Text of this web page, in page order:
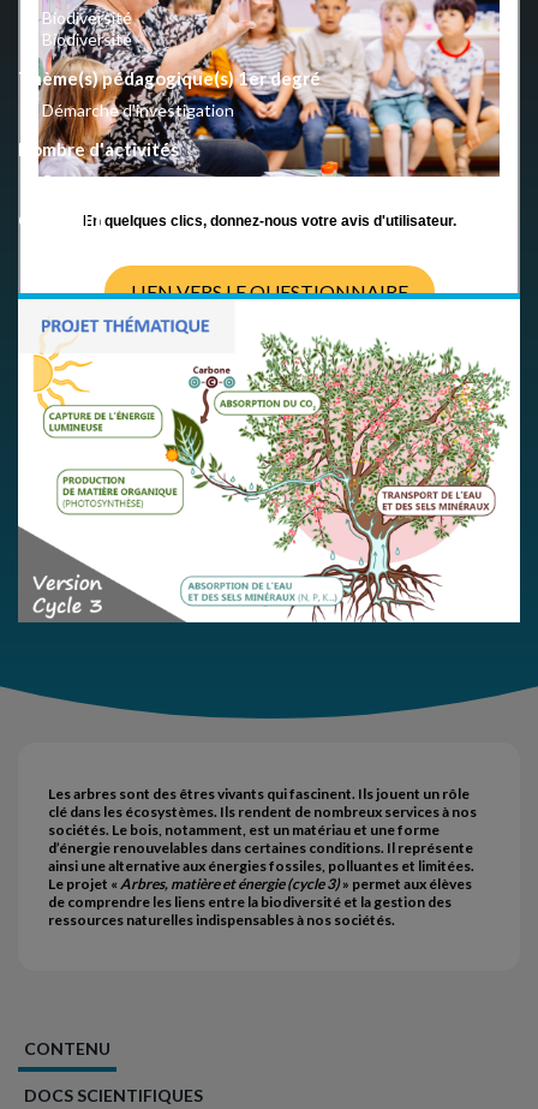
Biodiversité
Biodiversité
Thème(s) pédagogique(s) 1er degré
Démarche d'investigation
Nombre d'activités
5
Copyright
Les arbres sont des êtres vivants qui fascinent. Ils jouent un rôle
clé dans les écosystèmes. Ils rendent de nombreux services à nos
sociétés. Le bois, notamment, est un matériau et une forme
d’énergie renouvelables dans certaines conditions. Il représente
ainsi une alternative aux énergies fossiles, polluantes et limitées.
Le projet « Arbres, matière et énergie (cycle 3)» permet aux élèves
de comprendre les liens entre la biodiversité et la gestion des
ressources naturelles indispensables à nos sociétés.
CONTENU
DOCS SCIENTIFIQUES
En quelques clics, donnez-nous votre avis d'utilisateur.
LIEN VERS LE QUESTIONNAIRE